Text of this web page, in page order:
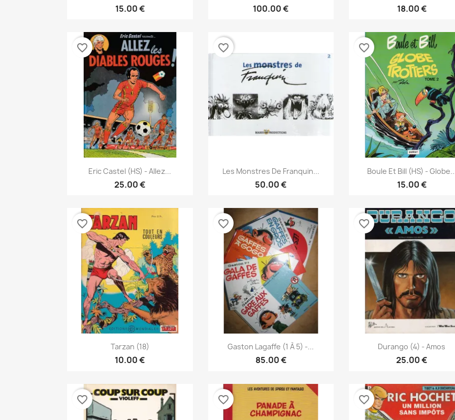
15.00 € 100.00 € 18.00 €
نظرة سريعة
Eric Castel (HS) - Allez...
25.00 €
favorite_border
نظرة سريعة
Les Monstres De Franquin...
50.00 €
favorite_border
نظرة سريعة
Boule Et Bill (HS) - Globe...
15.00 €
favorite_border
نظرة سريعة
Tarzan (18)
10.00 €
favorite_border
 نظرة سريعة
Gaston Lagaffe (1 À 5) -...
85.00 €
favorite_border
نظرة سريعة
Durango (4) - Amos
25.00 €
favorite_border
favorite_border favorite_border favorite_border